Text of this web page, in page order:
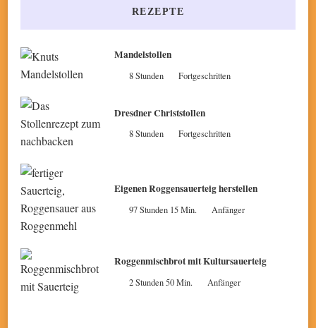
REZEPTE
Mandelstollen
8 Stunden Fortgeschritten
Dresdner Christstollen
8 Stunden Fortgeschritten
Eigenen Roggensauerteig herstellen
97 Stunden 15 Min. Anfänger
Roggenmischbrot mit Kultursauerteig
2 Stunden 50 Min. Anfänger